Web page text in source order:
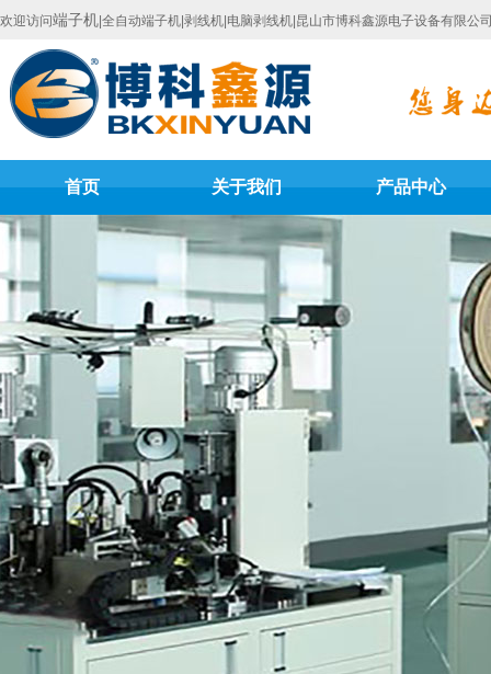
欢迎访问端子机 |全自动端子机|剥线机|电脑剥线机|昆山市博科鑫源电子设备有限公
首页 关于我们 产品中心